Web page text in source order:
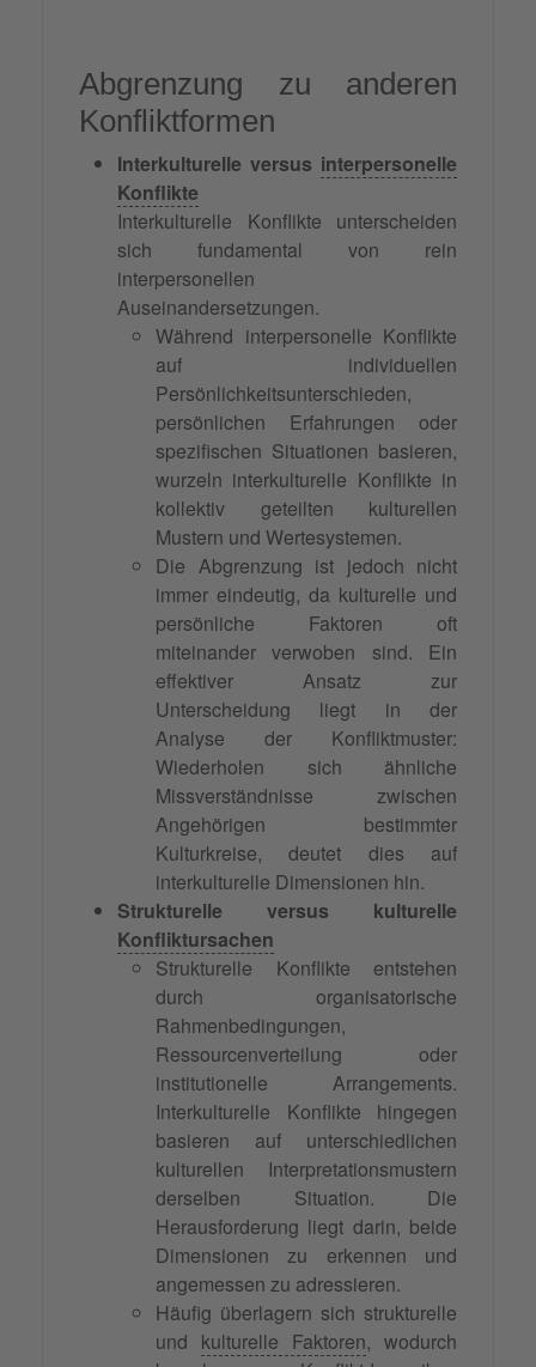
Abgrenzung zu anderen
Konfliktformen
Interkulturelle versus interpersonelle
Konflikte
Interkulturelle Konflikte unterscheiden
sich fundamental von rein
interpersonellen
Auseinandersetzungen.
Während interpersonelle Konflikte
auf individuellen
Persönlichkeitsunterschieden,
persönlichen Erfahrungen oder
spezifischen Situationen basieren,
wurzeln interkulturelle Konflikte in
kollektiv geteilten kulturellen
Mustern und Wertesystemen.
Die Abgrenzung ist jedoch nicht
immer eindeutig, da kulturelle und
persönliche Faktoren oft
miteinander verwoben sind. Ein
effektiver Ansatz zur
Unterscheidung liegt in der
Analyse der Konfliktmuster:
Wiederholen sich ähnliche
Missverständnisse zwischen
Angehörigen bestimmter
Kulturkreise, deutet dies auf
interkulturelle Dimensionen hin.
Strukturelle versus kulturelle
Konfliktursachen
Strukturelle Konflikte entstehen
durch organisatorische
Rahmenbedingungen,
Ressourcenverteilung oder
institutionelle Arrangements.
Interkulturelle Konflikte hingegen
basieren auf unterschiedlichen
kulturellen Interpretationsmustern
derselben Situation. Die
Herausforderung liegt darin, beide
Dimensionen zu erkennen und
angemessen zu adressieren.
Häufig überlagern sich strukturelle
und kulturelle Faktoren, wodurch